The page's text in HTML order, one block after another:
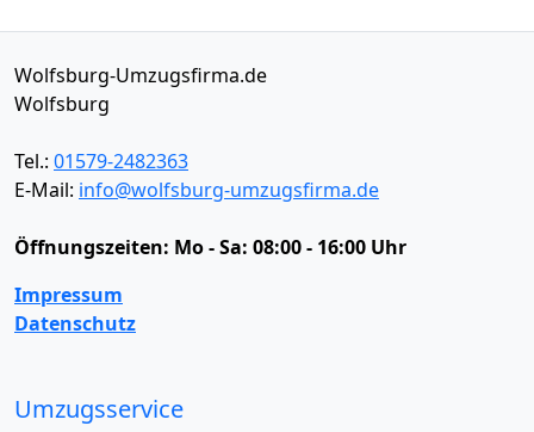
Wolfsburg-Umzugsfirma.de
Wolfsburg
Tel.: 01579-2482363
E-Mail: info@wolfsburg-umzugsfirma.de
Öffnungszeiten: Mo - Sa: 08:00 - 16:00 Uhr
Impressum
Datenschutz
Umzugsservice